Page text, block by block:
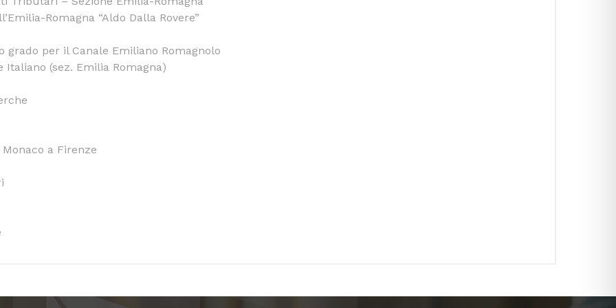
Romagna “Aldo Dalla Rovere”
grado per il Canale Emiliano Romagnolo
Italiano (sez. Emilia Romagna)
a Firenze